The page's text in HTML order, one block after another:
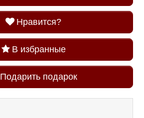
Нравится?
В избранные
Подарить подарок